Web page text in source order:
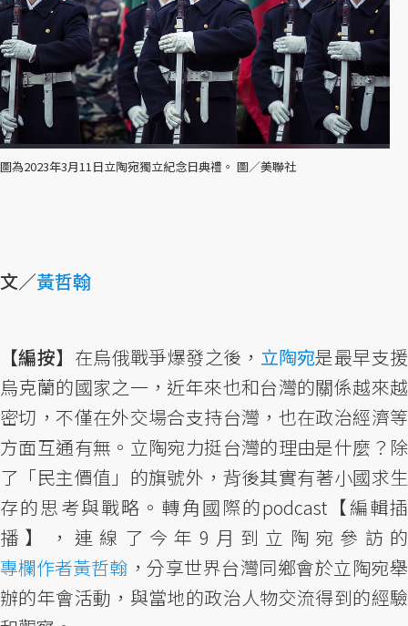
圖為2023年3月11日立陶宛獨立紀念日典禮。 圖／美聯社
文／黃哲翰
【編按】 在烏俄戰爭爆發之後， 立陶宛是最早支援
烏克蘭的國家之一，近年來也和台灣的關係越來越
密切，不僅在外交場合支持台灣，也在政治經濟等
方面互通有無。立陶宛力挺台灣的理由是什麼？除
了「民主價值」的旗號外，背後其實有著小國求生
存的思考與戰略。轉角國際的podcast【編輯插
播】，連線了今年9月到立陶宛參訪的
專欄作者黃哲翰 ，分享世界台灣同鄉會於立陶宛舉
辦的年會活動，與當地的政治人物交流得到的經驗